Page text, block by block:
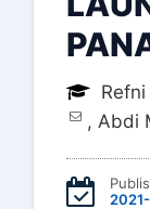
, Abdi